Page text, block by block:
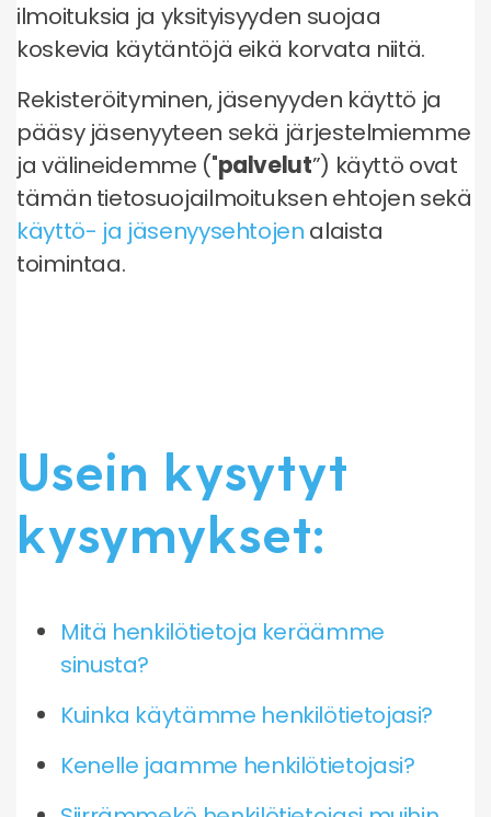
ilmoituksia ja yksityisyyden suojaa
koskevia käytäntöjä eikä korvata niitä.
Rekisteröityminen, jäsenyyden käyttö ja
pääsy jäsenyyteen sekä järjestelmiemme
ja välineidemme ("palvelut”) käyttö ovat
tämän tietosuojailmoituksen ehtojen sekä
käyttö- ja jäsenyysehtojen alaista
toimintaa.
Usein kysytyt
kysymykset:
Mitä henkilötietoja keräämme
sinusta?
Kuinka käytämme henkilötietojasi?
Kenelle jaamme henkilötietojasi?